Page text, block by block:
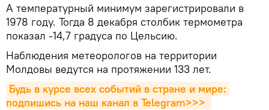
А температурный минимум зарегистрировали в
1978 году. Тогда 8 декабря столбик термометра
показал -14,7 градуса по Цельсию.
Наблюдения метеорологов на территории
Молдовы ведутся на протяжении 133 лет.
Будь в курсе всех событий в стране и мире:
подпишись на наш канал в Telegram>>>